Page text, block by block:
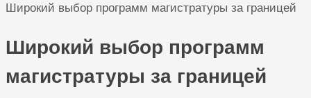
Широкий выбор программ магистратуры за границей
Широкий выбор программ
магистратуры за границей